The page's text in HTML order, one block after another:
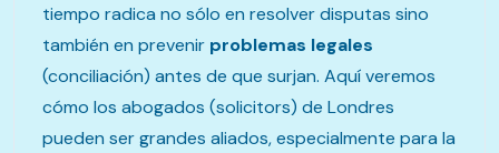
tiempo radica no sólo en resolver disputas sino
también en prevenir problemas legales
(conciliación) antes de que surjan. Aquí veremos
cómo los abogados (solicitors) de Londres
pueden ser grandes aliados, especialmente para la